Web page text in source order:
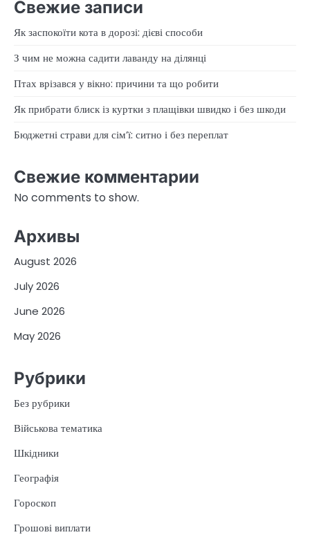
Свежие записи
Як заспокоїти кота в дорозі: дієві способи
З чим не можна садити лаванду на ділянці
Птах врізався у вікно: причини та що робити
Як прибрати блиск із куртки з плащівки швидко і без шкоди
Бюджетні страви для сім’ї: ситно і без переплат
Свежие комментарии
No comments to show.
Архивы
August 2026
July 2026
June 2026
May 2026
Рубрики
Без рубрики
Військова тематика
Шкідники
Географія
Гороскоп
Грошові виплати